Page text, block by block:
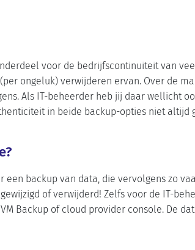
voor de bedrijfscontinuiteit van
ongeluk) verwijderen ervan. Over de
Als IT-beheerder heb jij daar wellicht
in beide backup-opties niet
een backup van data, die vervolgens zo
of verwijderd! Zelfs voor de IT-
Backup of cloud provider console. De